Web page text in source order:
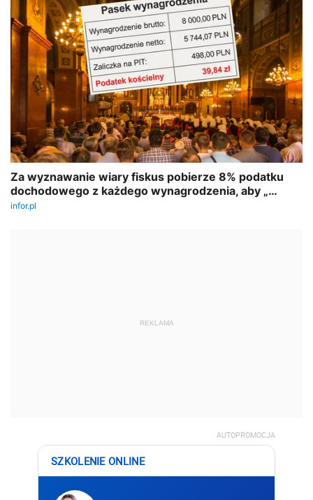
REKLAMA
AUTOPROMOCJA
SZKOLENIE ONLINE